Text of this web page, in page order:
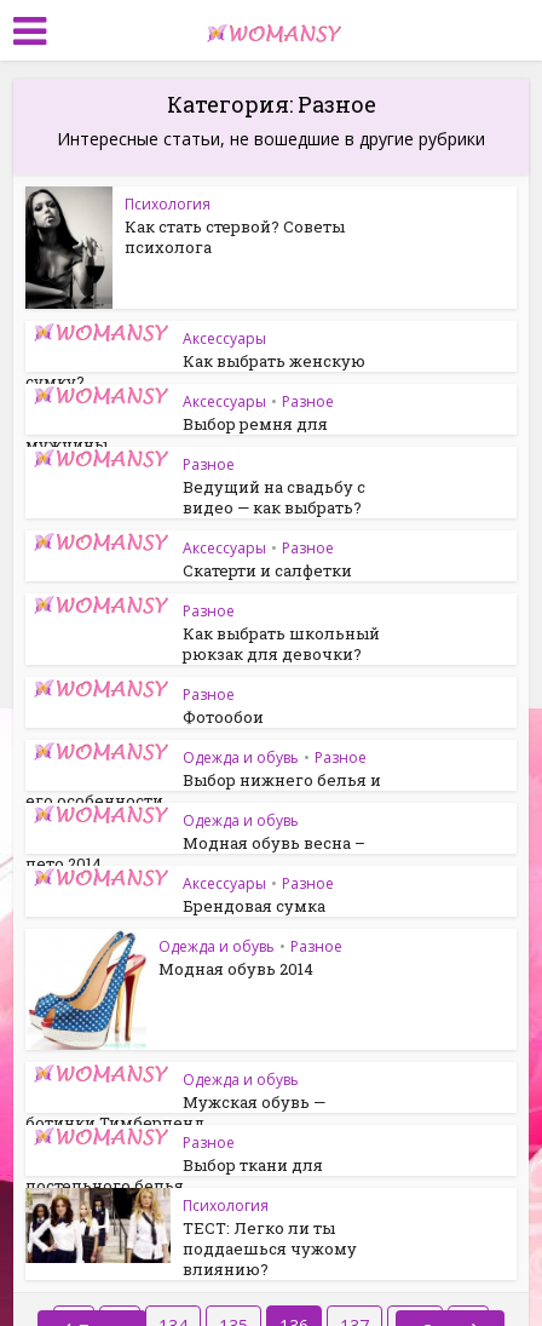
Категория: Разное
Интересные статьи, не вошедшие в другие рубрики
Психология
Как стать стервой? Советы
психолога
Аксессуары
Как выбрать женскую
сумку?
Аксессуары • Разное
Выбор ремня для
мужчины
Разное
Ведущий на свадьбу с
видео — как выбрать?
Аксессуары • Разное
Скатерти и салфетки
Разное
Как выбрать школьный
рюкзак для девочки?
Разное
Фотообои
Одежда и обувь • Разное
Выбор нижнего белья и
его особенности
Одежда и обувь
Модная обувь весна –
лето 2014
Аксессуары • Разное
Брендовая сумка
Одежда и обувь • Разное
Модная обувь 2014
Одежда и обувь
Мужская обувь —
ботинки Тимберленд
Разное
Выбор ткани для
постельного белья
Психология
ТЕСТ: Легко ли ты
поддаешься чужому
влиянию?